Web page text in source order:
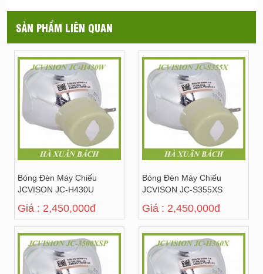
SẢN PHẨM LIÊN QUAN
Bóng Đèn Máy Chiếu
JCVISON JC-H430U
Giá : 2,450,000đ
Bóng Đèn Máy Chiếu
JCVISON JC-S355XS
Giá : 2,450,000đ